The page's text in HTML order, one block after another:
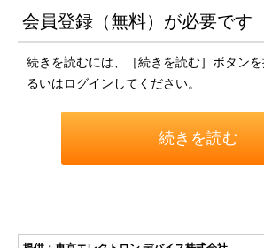
会員登録（無料）が必要です
続きを読むには、［続きを読む］ボタン
るいはログインしてください。
続きを読む